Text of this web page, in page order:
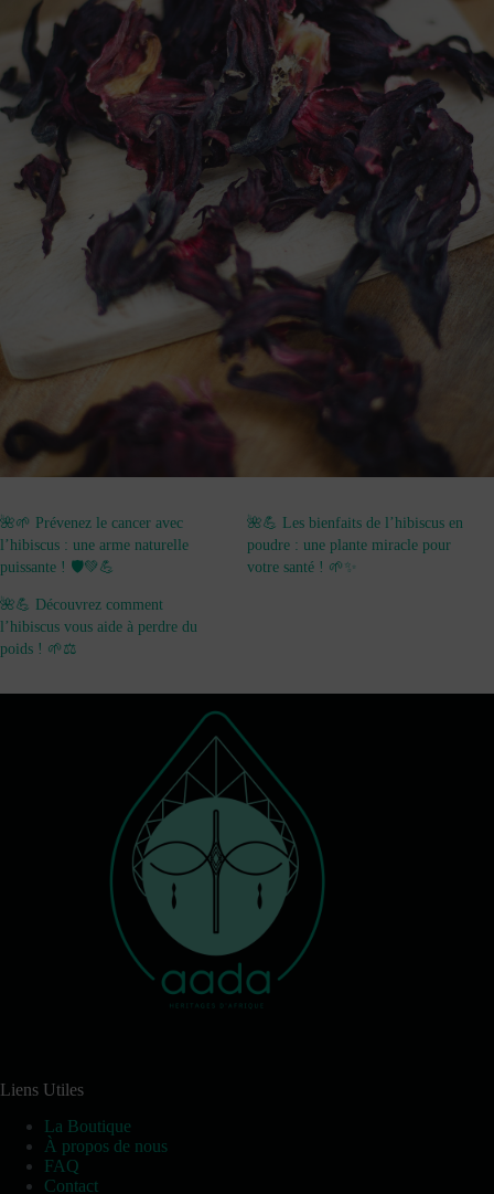
🌺🌱 Prévenez le cancer avec
l’hibiscus : une arme naturelle
puissante ! 🛡️💚💪
🌺💪 Les bienfaits de l’hibiscus en
poudre : une plante miracle pour
votre santé ! 🌱✨
🌺💪 Découvrez comment
l’hibiscus vous aide à perdre du
poids ! 🌱⚖️
Liens Utiles
La Boutique
À propos de nous
FAQ
Contact